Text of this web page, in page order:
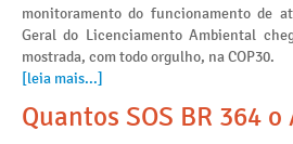
monitoramento do funcionamento de
Geral do Licenciamento Ambiental
mostrada, com todo orgulho, na COP30.
[leia mais...]
Quantos SOS BR 364